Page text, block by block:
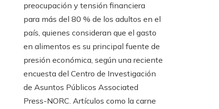
preocupación y tensión financiera
para más del 80 % de los adultos en el
país, quienes consideran que el gasto
en alimentos es su principal fuente de
presión económica, según una reciente
encuesta del Centro de Investigación
de Asuntos Públicos Associated
Press-NORC. Artículos como la carne